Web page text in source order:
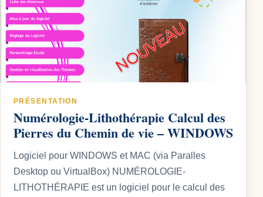
PRÉSENTATION
Numérologie-Lithothérapie Calcul des
Pierres du Chemin de vie – WINDOWS
Logiciel pour WINDOWS et MAC (via Paralles
Desktop ou VirtualBox) NUMÉROLOGIE-
LITHOTHÉRAPIE est un logiciel pour le calcul des